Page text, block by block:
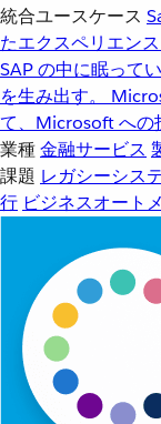
統合ユースケース
たエクスペリエン
SAP の中に眠って
を生み出す。
て、Microsoft への
業種金融サービス
課題 レガシーシス
行 ビジネスオート